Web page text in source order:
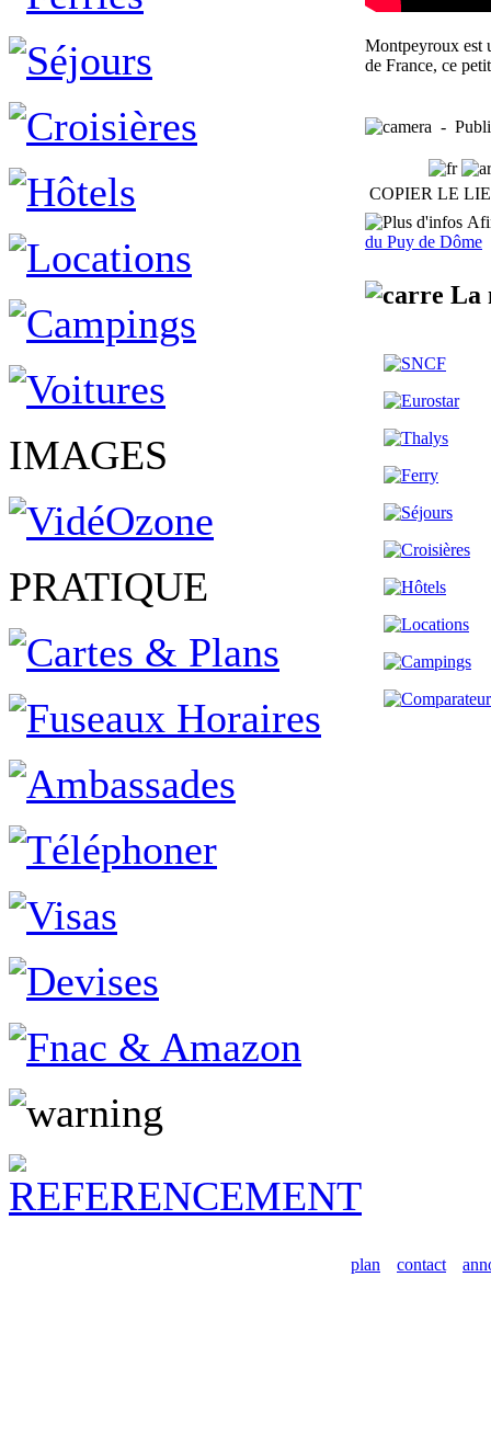
IMAGES
PRATIQUE
Montpeyroux est
de France, ce
-
COPIER LE
du Puy de Dôme
La
plan contact